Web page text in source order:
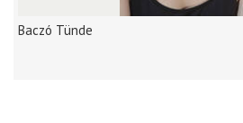
Baczó Tünde